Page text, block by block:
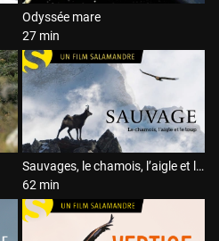
Odyssée mare
27 min
Sauvages, le chamois, l’aigle et le loup
62 min